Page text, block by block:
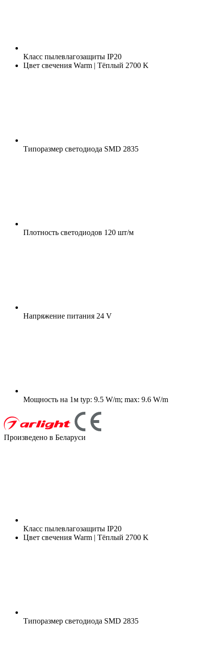
Класс пылевлагозащиты IP20
Цвет свечения Warm | Тёплый 2700 K
Типоразмер светодиода SMD 2835
Плотность светодиодов 120 шт/м
Напряжение питания 24 V
Мощность на 1м typ: 9.5 W/m; max: 9.6 W/m
Произведено в Беларуси
Класс пылевлагозащиты IP20
Цвет свечения Warm | Тёплый 2700 K
Типоразмер светодиода SMD 2835